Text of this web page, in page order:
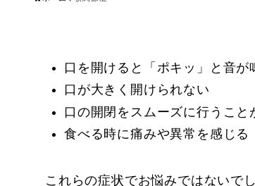
口を開けると「ポキッ」と音が
口が大きく開けられない
口の開閉をスムーズに行うこと
食べる時に痛みや異常を感じる
これらの症状でお悩みではないで